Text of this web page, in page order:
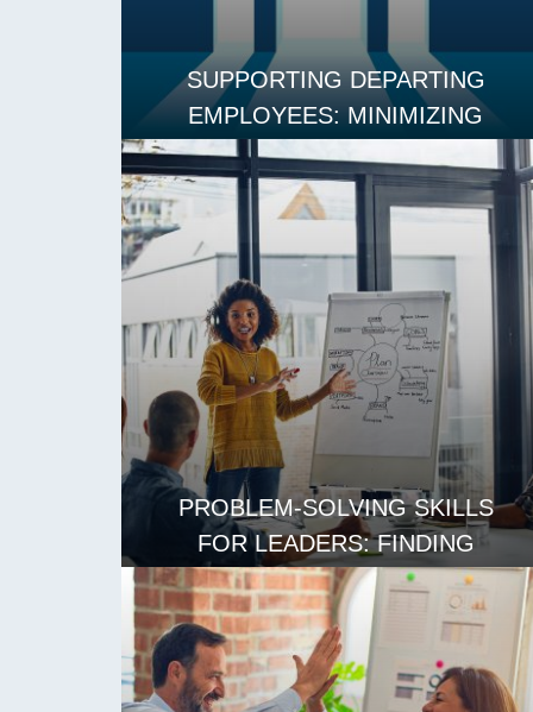
SUPPORTING DEPARTING
EMPLOYEES: MINIMIZING
DISRUPTION AND MAINTAINING
MORALE
PROBLEM-SOLVING SKILLS
FOR LEADERS: FINDING
CREATIVE SOLUTIONS
阅读更多